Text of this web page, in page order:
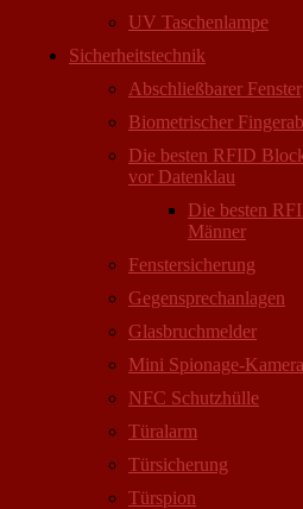
UV Taschenlampe
Sicherheitstechnik
Abschließbarer
Biometrischer
Die besten RFID
vor Datenklau
Die besten
Männer
Fenstersicherung
Gegensprechanlagen
Glasbruchmelder
Mini Spionage-
NFC Schutzhülle
Türalarm
Türsicherung
Türspion